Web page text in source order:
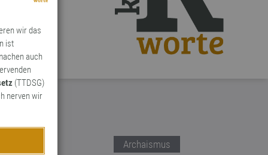
wir das
ist
auch
(TTDSG)
nerven wir
Archaismus